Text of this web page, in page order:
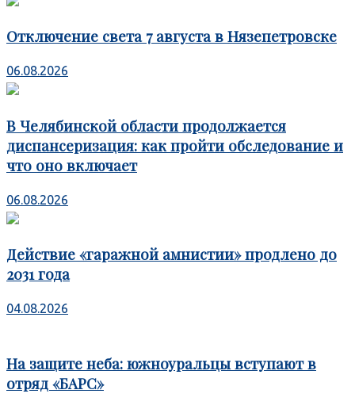
Отключение света 7 августа в Нязепетровске
06.08.2026
В Челябинской области продолжается
диспансеризация: как пройти обследование и
что оно включает
06.08.2026
Действие «гаражной амнистии» продлено до
2031 года
04.08.2026
На защите неба: южноуральцы вступают в
отряд «БАРС»